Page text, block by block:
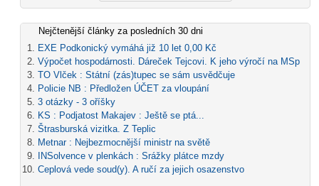
Nejčtenější články za posledních 30 dni
EXE Podkonický vymáhá již 10 let 0,00 Kč
Výpočet hospodárnosti. Dáreček Tejcovi. K jeho výročí na MSp
TO Vlček : Státní (zás)tupec se sám usvědčuje
Policie NB : Předložen ÚČET za vloupání
3 otázky - 3 oříšky
KS : Podjatost Makajev : Ještě se ptá...
Štrasburská vizitka. Z Teplic
Metnar : Nejbezmocnější ministr na světě
INSolvence v plenkách : Srážky plátce mzdy
Ceplová vede soud(y). A ručí za jejich osazenstvo